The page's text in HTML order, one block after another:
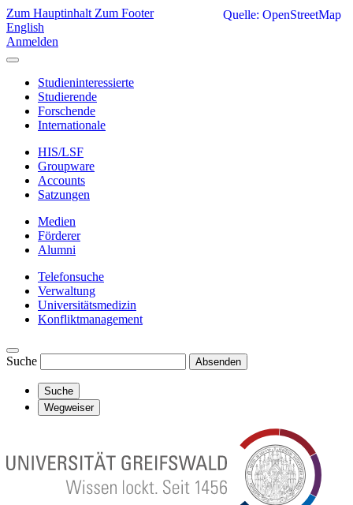
Zum Hauptinhalt Zum Footer
English
Anmelden
Studieninteressierte
Studierende
Forschende
Internationale
HIS/LSF
Groupware
Accounts
Satzungen
Medien
Förderer
Alumni
Telefonsuche
Verwaltung
Universitätsmedizin
Konfliktmanagement
Suche Absenden
Suche
Wegweiser
Quelle: OpenStreetMap